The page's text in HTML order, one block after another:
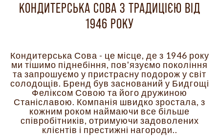
КОНДИТЕРСЬКА СОВА З ТРАДИЦІЄЮ ВІД
1946 РОКУ
Кондитерська Сова - це місце, де з 1946 року
ми тішимо піднебіння, пов'язуємо покоління
та запрошуємо у пристрасну подорож у світ
солодощів. Бренд був заснований у Бидгощі
Феліксом Совою та його дружиною
Станіславою. Компанія швидко зростала, з
кожним роком наймаючи все більше
співробітників, отримуючи задоволених
клієнтів і престижні нагороди..